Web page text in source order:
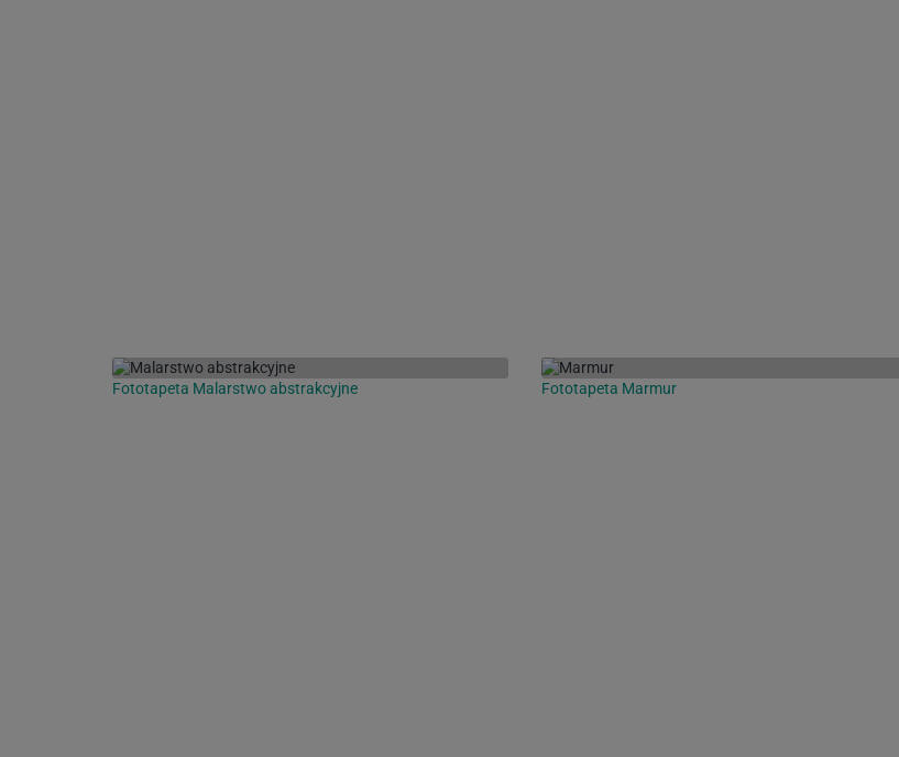
Fototapeta Malarstwo abstrakcyjne Fototapeta Marmur